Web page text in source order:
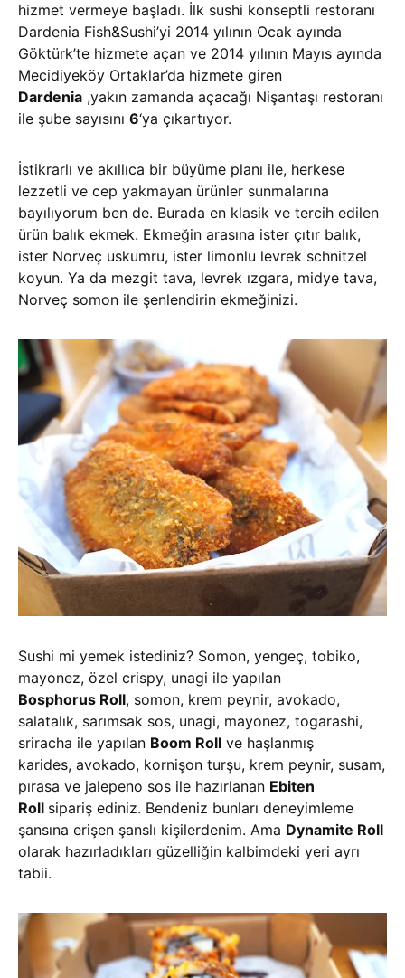
hizmet vermeye başladı. İlk sushi konseptli restoranı
Dardenia Fish&Sushi’yi 2014 yılının Ocak ayında
Göktürk’te hizmete açan ve 2014 yılının Mayıs ayında
Mecidiyeköy Ortaklar’da hizmete giren
Dardenia ,yakın zamanda açacağı Nişantaşı restoranı
ile şube sayısını 6‘ya çıkartıyor.
İstikrarlı ve akıllıca bir büyüme planı ile, herkese
lezzetli ve cep yakmayan ürünler sunmalarına
bayılıyorum ben de. Burada en klasik ve tercih edilen
ürün balık ekmek. Ekmeğin arasına ister çıtır balık,
ister Norveç uskumru, ister limonlu levrek schnitzel
koyun. Ya da mezgit tava, levrek ızgara, midye tava,
Norveç somon ile şenlendirin ekmeğinizi.
Sushi mi yemek istediniz? Somon, yengeç, tobiko,
mayonez, özel crispy, unagi ile yapılan
Bosphorus Roll, somon, krem peynir, avokado,
salatalık, sarımsak sos, unagi, mayonez, togarashi,
sriracha ile yapılan Boom Roll ve haşlanmış
karides, avokado, kornişon turşu, krem peynir, susam,
pırasa ve jalepeno sos ile hazırlanan Ebiten
Roll sipariş ediniz. Bendeniz bunları deneyimleme
şansına erişen şanslı kişilerdenim. Ama Dynamite Roll
olarak hazırladıkları güzelliğin kalbimdeki yeri ayrı
tabii.